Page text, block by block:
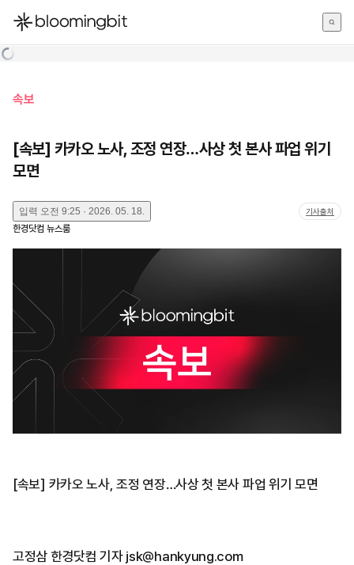
한국어
속보
[속보] 카카오 노사, 조정 연장…사상 첫 본사 파업 위기
모면
입력 오전 9:25 · 2026. 05. 18. 기사출처
한경닷컴 뉴스룸
[속보] 카카오 노사, 조정 연장…사상 첫 본사 파업 위기 모면
고정삼 한경닷컴 기자 jsk@hankyung.com